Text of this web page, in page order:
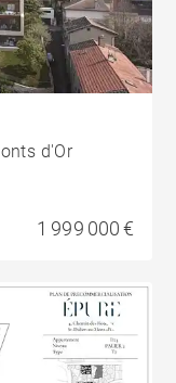
d'Or
1 999 000 €